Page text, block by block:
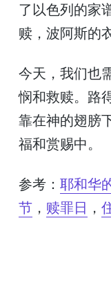
了以色列的家
赎，波阿斯的
今天，我们也
悯和救赎。路
靠在神的翅膀
福和赏赐中。
参考：耶和华
节 ， 赎罪日 ，